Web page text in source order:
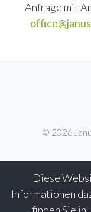
Diese
Informationen
Anfrage mit
© 2026